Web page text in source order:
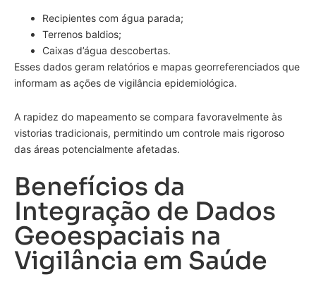
Recipientes com água parada;
Terrenos baldios;
Caixas d’água descobertas.
Esses dados geram relatórios e mapas georreferenciados que
informam as ações de vigilância epidemiológica.
A rapidez do mapeamento se compara favoravelmente às
vistorias tradicionais, permitindo um controle mais rigoroso
das áreas potencialmente afetadas.
Benefícios da
Integração de Dados
Geoespaciais na
Vigilância em Saúde